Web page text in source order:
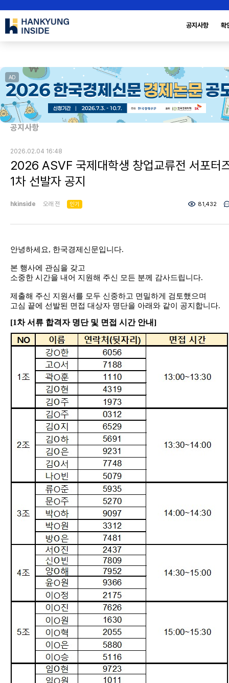
공지사항 확
AD
공지사항
2026.02.04 16:48
2026 ASVF 국제대학생 창업교류전 서포터
1차 선발자 공지
hkinside 오래 전 인기 81,432
안녕하세요, 한국경제신문입니다.
본 행사에 관심을 갖고
소중한 시간을 내어 지원해 주신 모든 분께 감사드립니다.
제출해 주신 지원서를 모두 신중하고 면밀하게 검토했으며
고심 끝에 선발된 면접 대상자 명단을 아래와 같이 공지합니다.
[1차 서류 합격자 명단 및 면접 시간 안내]